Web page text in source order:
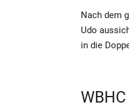
Nach dem
Udo
in die